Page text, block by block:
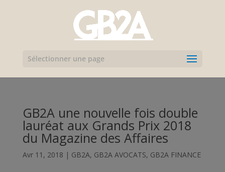
Sélectionner une page
GB2A une nouvelle fois double
lauréat aux Grands Prix 2018
du Magazine des Affaires
Avr 11, 2018 | GB2A, GB2A AVOCATS, GB2A FINANCE